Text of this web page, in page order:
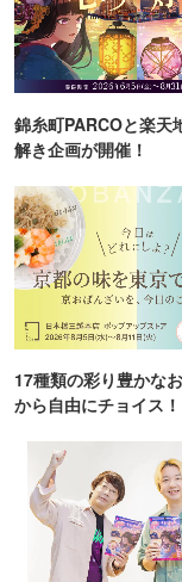
錦糸町PARCOと楽天
解き企画が開催！
17種類の彩り豊かな
から自由にチョイス！